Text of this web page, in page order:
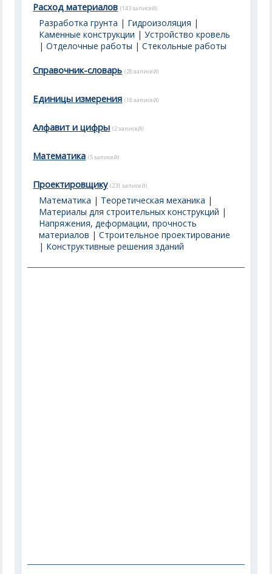
Расход материалов (143 записей)
Разработка грунта | Гидроизоляция |
Каменные конструкции |Устройство кровель
|Отделочные работы |Стекольные работы
Справочник-словарь (28 записей)
Единицы измерения (18 записей)
Алфавит и цифры (2 записей)
Математика (5 записей)
Проектировщику (231 записей)
Математика | Теоретическая механика |
Материалы для строительных конструкций |
Напряжения, деформации, прочность
материалов |Строительное проектирование
| Конструктивные решения зданий